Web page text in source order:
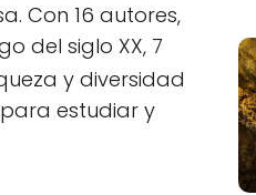
Con 16 autores,
del siglo XX, 7
y diversidad
estudiar y